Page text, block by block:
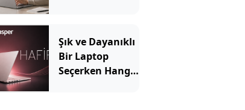
Önemli?
Şık ve Dayanıklı
Bir Laptop
Seçerken Hangi